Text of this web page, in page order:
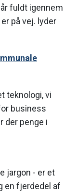
fuldt igennem
på vej. lyder
teknologi, vi
business
der penge i
jargon - er et
en fjerdedel af